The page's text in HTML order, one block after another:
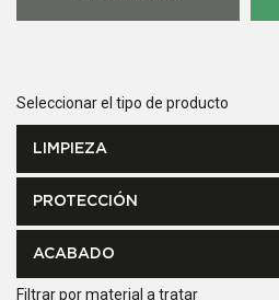
Seleccionar el tipo de producto
LIMPIEZA
PROTECCIÓN
ACABADO
Filtrar por material a tratar